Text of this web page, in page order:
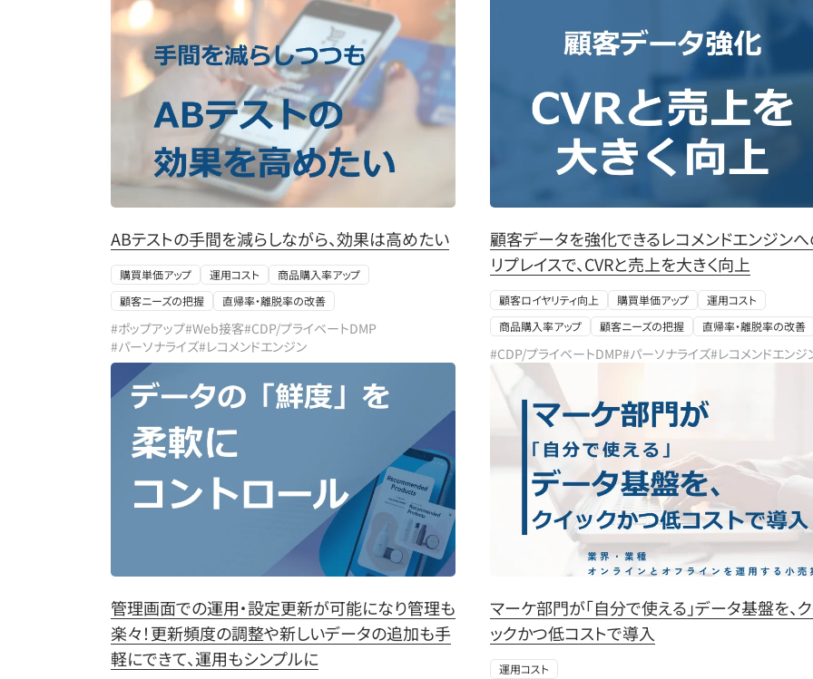
ABテストの手間を減らしながら、効果は高めたい
購買単価アップ 運用コスト
商品購入率アップ
顧客ニーズの把握
直帰率・離脱率の改善
#ポップアップ#Web接客#CDP/プライベートDMP
#パーソナライズ#レコメンドエンジン
顧客データを強化できるレコメンドエンジン
リプレイスで、CVRと売上を大きく向上
顧客ロイヤリティ向上 購買単価アップ
運用コスト
商品購入率アップ
顧客ニーズの把握 直帰率・離脱率の改善
#CDP/プライベートDMP#パーソナライズ#レコメンドエンジ
管理画面での運用・設定更新が可能になり管理も
楽々！更新頻度の調整や新しいデータの追加も手
軽にできて、運用もシンプルに
マーケ部門が「自分で使える」データ基盤を、
ックかつ低コストで導入
運用コスト